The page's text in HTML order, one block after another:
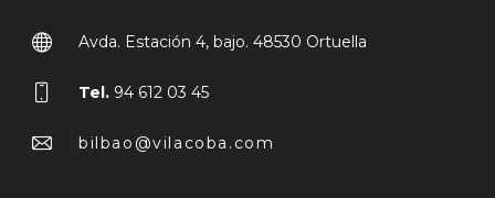
Avda. Estación 4, bajo. 48530 Ortuella
Tel. 94 612 03 45
bilbao@vilacoba.com